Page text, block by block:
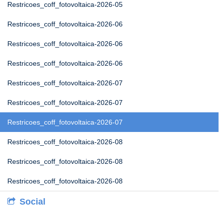
Restricoes_coff_fotovoltaica-2026-05
Restricoes_coff_fotovoltaica-2026-06
Restricoes_coff_fotovoltaica-2026-06
Restricoes_coff_fotovoltaica-2026-06
Restricoes_coff_fotovoltaica-2026-07
Restricoes_coff_fotovoltaica-2026-07
Restricoes_coff_fotovoltaica-2026-07
Restricoes_coff_fotovoltaica-2026-08
Restricoes_coff_fotovoltaica-2026-08
Restricoes_coff_fotovoltaica-2026-08
Social